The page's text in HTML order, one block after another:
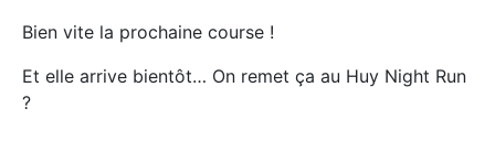
Bien vite la prochaine course !
Et elle arrive bientôt… On remet ça au Huy Night Run
?